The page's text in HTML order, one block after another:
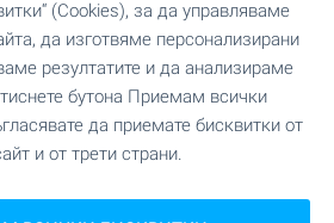
на 961 м. (12 мин.)
(Cookies), за да управляваме
да изготвяме персонализирани
резултатите и да анализираме
бутона Приемам всички
да приемате бисквитки от
и от трети страни.